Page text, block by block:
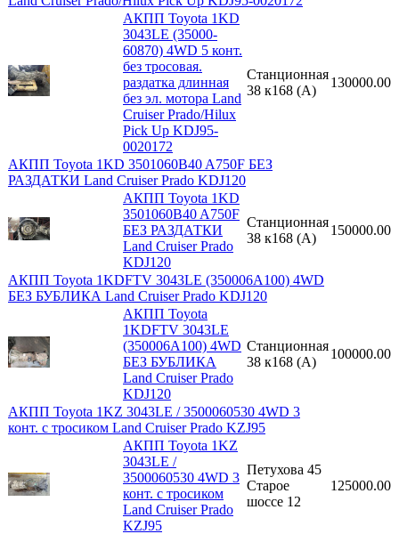
АКПП Toyota 1KD
3043LE (35000-
60870) 4WD 5 конт.
без тросовая.
раздатка длинная
без эл. мотора Land
Cruiser Prado/Hilux
Pick Up KDJ95-
0020172
Станционная
38 к168 (A)
130000.00
АКПП Toyota 1KD 3501060B40 A750F БЕЗ
РАЗДАТКИ Land Cruiser Prado KDJ120
АКПП Toyota 1KD
3501060B40 A750F
БЕЗ РАЗДАТКИ
Land Cruiser Prado
KDJ120
Станционная
38 к168 (A)
150000.00
АКПП Toyota 1KDFTV 3043LE (350006A100) 4WD
БЕЗ БУБЛИКА Land Cruiser Prado KDJ120
АКПП Toyota
1KDFTV 3043LE
(350006A100) 4WD
БЕЗ БУБЛИКА
Land Cruiser Prado
KDJ120
Станционная
38 к168 (A)
100000.00
АКПП Toyota 1KZ 3043LE / 3500060530 4WD 3
конт. с тросиком Land Cruiser Prado KZJ95
АКПП Toyota 1KZ
3043LE /
3500060530 4WD 3
конт. с тросиком
Land Cruiser Prado
KZJ95
Петухова 45
Старое
шоссе 12
125000.00